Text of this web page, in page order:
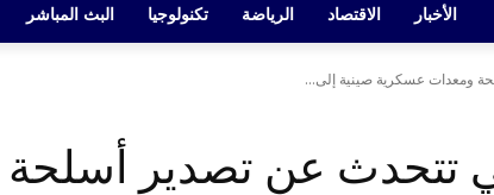
الأخبار الاقتصاد الرياضة تكنولوجيا البث المباشر
ومعدات عسكرية صينية إلى...
تتحدث عن تصدير